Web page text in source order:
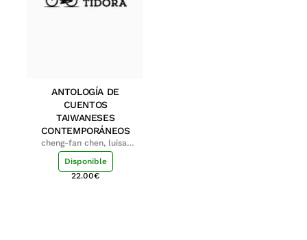
ANTOLOGÍA DE
CUENTOS
TAIWANESES
CONTEMPORÁNEOS
cheng-fan chen, luisa;
shu-ying chang, luisa
Disponible
22.00€